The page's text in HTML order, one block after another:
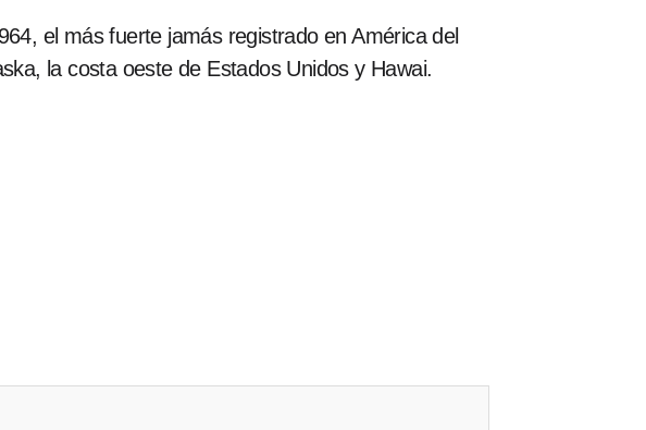
el más fuerte jamás registrado en América del
la costa oeste de Estados Unidos y Hawai.